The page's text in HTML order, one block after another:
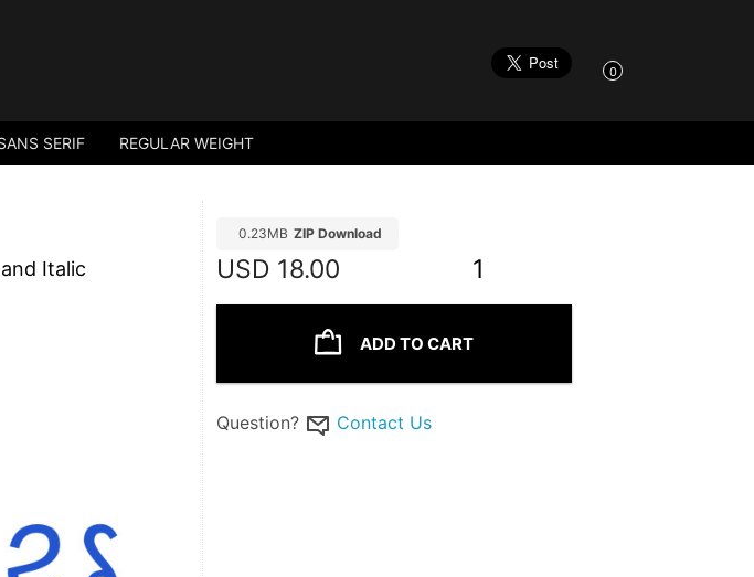
0
SERIF REGULAR WEIGHT
Italic
0.23MB ZIP Download
USD 18.00 1
ADD TO CART
Question? Contact Us